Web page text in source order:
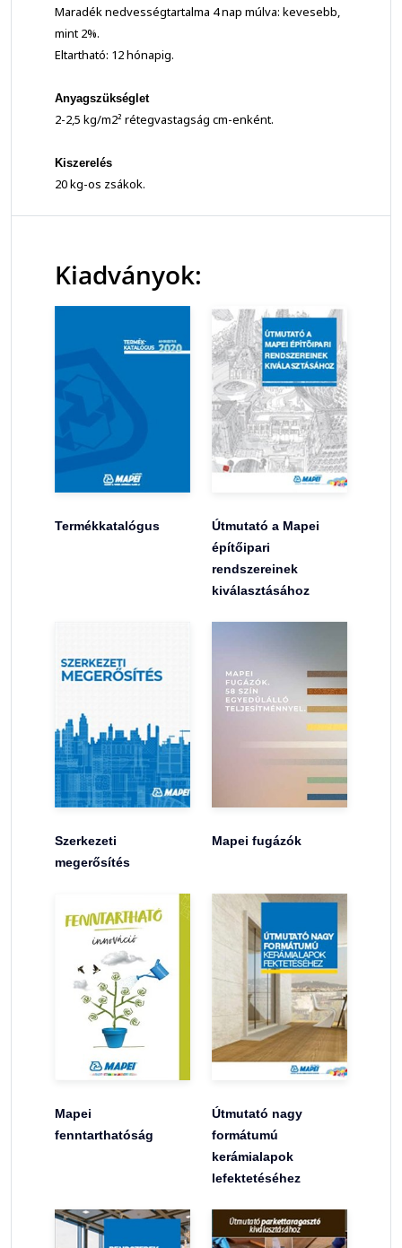
Maradék nedvességtartalma 4 nap múlva: kevesebb,
mint 2%.
Eltartható: 12 hónapig.
Anyagszükséglet
2-2,5 kg/m2² rétegvastagság cm-enként.
Kiszerelés
20 kg-os zsákok.
Kiadványok:
Termékkatalógus
Útmutató a Mapei
építőipari
rendszereinek
kiválasztásához
Szerkezeti
megerősítés
Mapei fugázók
Mapei
fenntarthatóság
Útmutató nagy
formátumú
kerámialapok
lefektetéséhez